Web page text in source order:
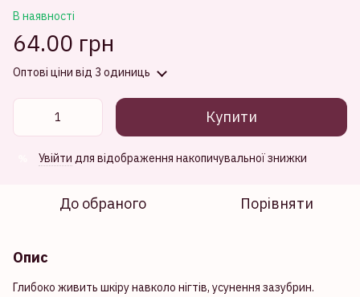
В наявності
64.00 грн
Оптові ціни від 3 одиниць
Купити
Увійти для відображення накопичувальної знижки
До обраного Порівняти
Опис
Глибоко живить шкіру навколо нігтів, усунення зазубрин.